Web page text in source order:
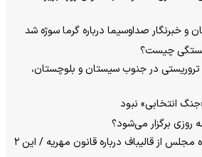
و خبرنگار صداوسیما درباره گرما سوژه شد
چیست؟
در جنوب سیستان و بلوچستان،
انتخابی» نبود
برگزار می‌شود؟
درخواست یک نماینده مجلس از قالیباف درباره قانون مهریه / این ۲